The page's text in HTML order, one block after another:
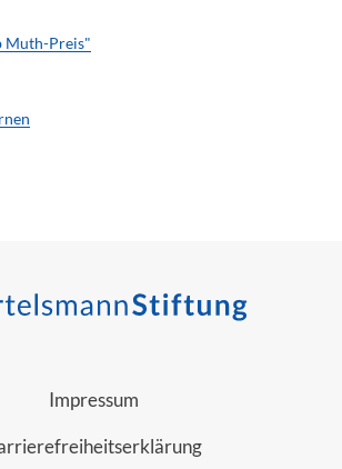
Muth-Preis"
Impressum